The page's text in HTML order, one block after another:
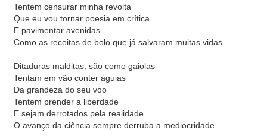
Tentem censurar minha revolta
Que eu vou tornar poesia em crítica
E pavimentar avenidas
Como as receitas de bolo que já salvaram muitas vidas
Ditaduras malditas, são como gaiolas
Tentam em vão conter águias
Da grandeza do seu voo
Tentem prender a liberdade
E sejam derrotados pela realidade
O avanço da ciência sempre derruba a mediocridade